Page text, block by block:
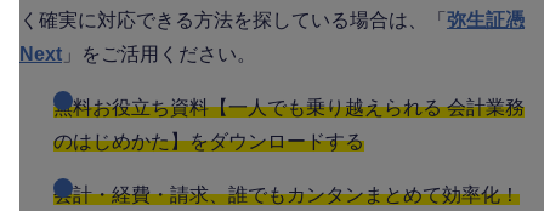
く確実に対応できる方法を探している場合は、「 弥生証憑
Next 」をご活用ください。
無料お役立ち資料【一人でも乗り越えられる 会計業務
のはじめかた】をダウンロードする
会計・経費・請求、誰でもカンタンまとめて効率化！